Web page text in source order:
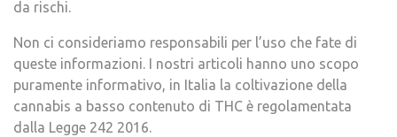
da rischi.
Non ci consideriamo responsabili per l’uso che fate di
queste informazioni. I nostri articoli hanno uno scopo
puramente informativo, in Italia la coltivazione della
cannabis a basso contenuto di THC è regolamentata
dalla Legge 242 2016.